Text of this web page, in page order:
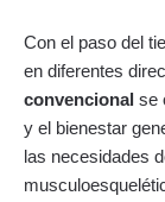
Con el paso del
en diferentes
convencional se
y el bienestar
las necesidades